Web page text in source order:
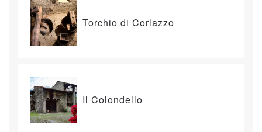
Torchio di Corlazzo
Il Colondello